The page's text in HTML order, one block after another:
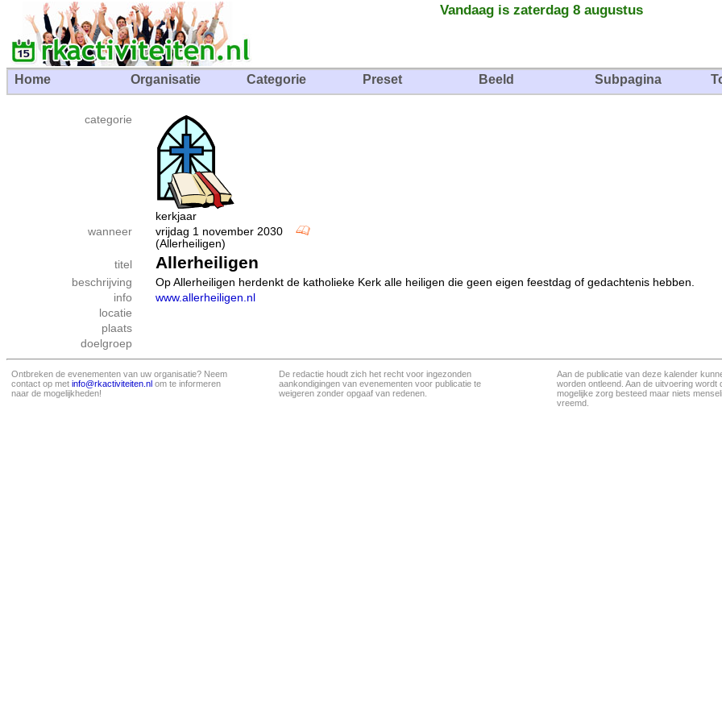
Vandaag is zaterdag 8 augustus
Home Organisatie Categorie Preset Beeld Subpagina
categorie
kerkjaar
wanneer
vrijdag 1 november 2030
(Allerheiligen)
titel
Allerheiligen
beschrijving
Op Allerheiligen herdenkt de katholieke Kerk alle heiligen die geen eigen feestdag of gedachtenis hebben.
info
www.allerheiligen.nl
locatie
plaats
doelgroep
Ontbreken de evenementen van uw organisatie? Neem
contact op met info@rkactiviteiten.nl om te informeren
naar de mogelijkheden!
De redactie houdt zich het recht voor ingezonden
aankondigingen van evenementen voor publicatie te
weigeren zonder opgaaf van redenen.
Aan de publicatie van deze kalender
worden ontleend. Aan de uitvoering wordt
mogelijke zorg besteed maar niets
vreemd.